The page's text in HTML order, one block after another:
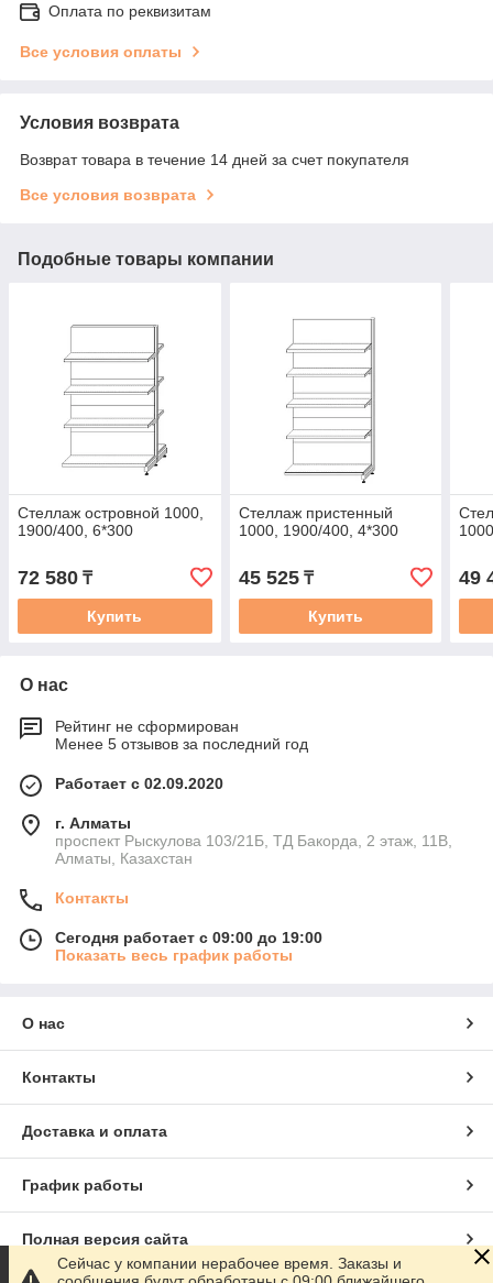
Оплата по реквизитам
Все условия оплаты
Условия возврата
Возврат товара в течение 14 дней за счет покупателя
Все условия возврата
Подобные товары компании
Стеллаж островной 1000,
1900/400, 6*300
72 580 ₸
Купить
Стеллаж пристенный
1000, 1900/400, 4*300
45 525₸
Купить
49
О нас
Рейтинг не сформирован
Менее 5 отзывов за последний год
Работает с 02.09.2020
г. Алматы
проспект Рыскулова 103/21Б, ТД Бакорда, 2 этаж, 11В,
Алматы, Казахстан
Контакты
Сегодня работает с 09:00 до 19:00
Показать весь график работы
О нас
Контакты
Доставка и оплата
График работы
Полная версия сайта
Сейчас у компании нерабочее время. Заказы и